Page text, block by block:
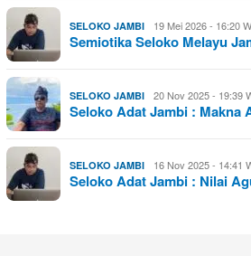
SELOKO JAMBI 19 Mei 2026 - 16:20
Semiotika Seloko Melayu
SELOKO JAMBI 20 Nov 2025 - 19:39
Seloko Adat Jambi : Makna
SELOKO JAMBI 16 Nov 2025 - 14:41
Seloko Adat Jambi : Nilai